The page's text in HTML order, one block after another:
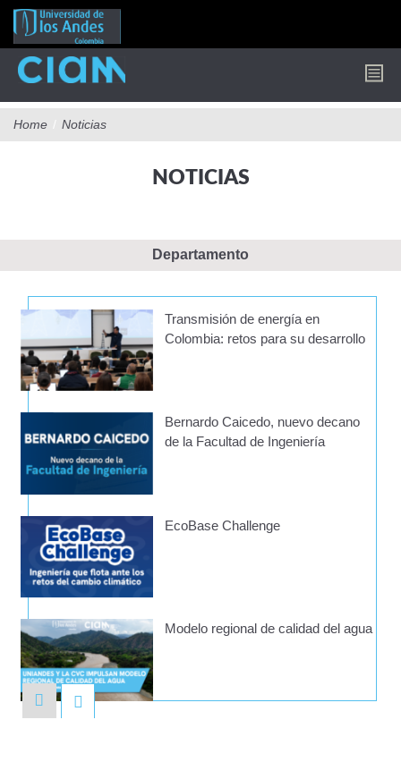
Pasar
contenido
principal
Home / Noticias
NOTICIAS
Departamento
Transmisión de energía en
Colombia: retos para su desarrollo
Bernardo Caicedo, nuevo decano
de la Facultad de Ingeniería
EcoBase Challenge
Modelo regional de calidad del agua